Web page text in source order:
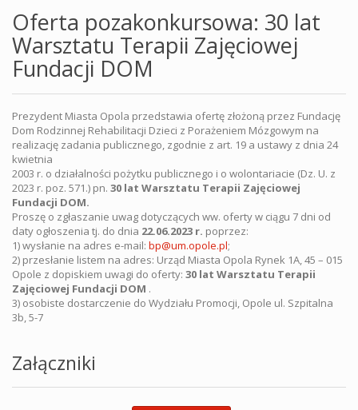
Oferta pozakonkursowa: 30 lat
Warsztatu Terapii Zajęciowej
Fundacji DOM
Prezydent Miasta Opola przedstawia ofertę złożoną przez Fundację
Dom Rodzinnej Rehabilitacji Dzieci z Porażeniem Mózgowym na
realizację zadania publicznego, zgodnie z art. 19 a ustawy z dnia 24
kwietnia
2003 r. o działalności pożytku publicznego i o wolontariacie (Dz. U. z
2023 r. poz. 571.) pn. 30 lat Warsztatu Terapii Zajęciowej
Fundacji DOM.
Proszę o zgłaszanie uwag dotyczących ww. oferty w ciągu 7 dni od
daty ogłoszenia tj. do dnia 22.06.2023 r. poprzez:
1) wysłanie na adres e-mail: bp@um.opole.pl;
2) przesłanie listem na adres: Urząd Miasta Opola Rynek 1A, 45 – 015
Opole z dopiskiem uwagi do oferty: 30 lat Warsztatu Terapii
Zajęciowej Fundacji DOM .
3) osobiste dostarczenie do Wydziału Promocji, Opole ul. Szpitalna
3b, 5-7
Załączniki